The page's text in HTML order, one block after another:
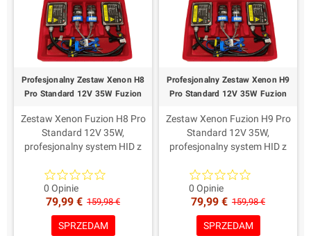
Profesjonalny Zestaw Xenon H8
Pro Standard 12V 35W Fuzion
Zestaw Xenon Fuzion H8 Pro
Standard 12V 35W,
profesjonalny system HID z
przetwornicami Digital i
lampami Fuzion HID XenPro+
H8.Wybrane komponenty,
złącza AMP i dopracowane
przewody zapewniają
0 Opinie
79,99 € 159,98 €
SPRZEDAM
Profesjonalny Zestaw Xenon H9
Pro Standard 12V 35W Fuzion
Zestaw Xenon Fuzion H9 Pro
Standard 12V 35W,
profesjonalny system HID z
przetwornicami Digital i
lampami Fuzion HID XenPro+
H9.Wybrane komponenty,
złącza AMP i dopracowane
przewody zapewniają
0 Opinie
79,99 € 159,98 €
SPRZEDAM